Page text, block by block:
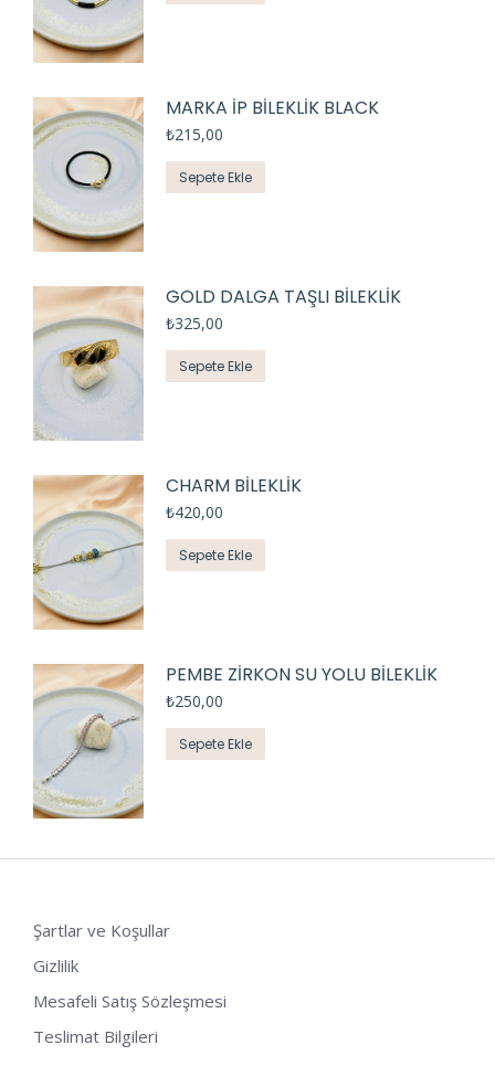
MARKA İP BİLEKLİK BLACK
₺215,00
Sepete Ekle
GOLD DALGA TAŞLI BİLEKLİK
₺325,00
Sepete Ekle
CHARM BİLEKLİK
₺420,00
Sepete Ekle
PEMBE ZİRKON SU YOLU BİLEKLİK
₺250,00
Sepete Ekle
Şartlar ve Koşullar
Gizlilik
Mesafeli Satış Sözleşmesi
Teslimat Bilgileri